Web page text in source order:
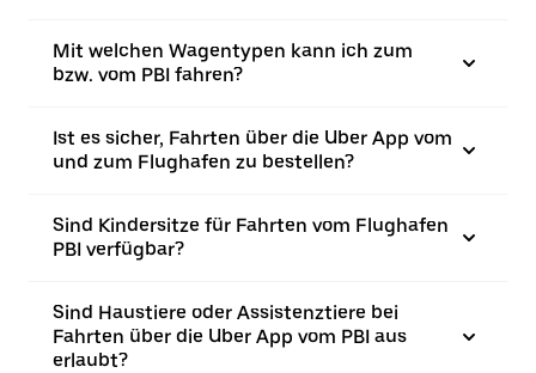
Mit welchen Wagentypen kann ich zum
bzw. vom PBI fahren?
Ist es sicher, Fahrten über die Uber App vom
und zum Flughafen zu bestellen?
Sind Kindersitze für Fahrten vom Flughafen
PBI verfügbar?
Sind Haustiere oder Assistenztiere bei
Fahrten über die Uber App vom PBI aus
erlaubt?